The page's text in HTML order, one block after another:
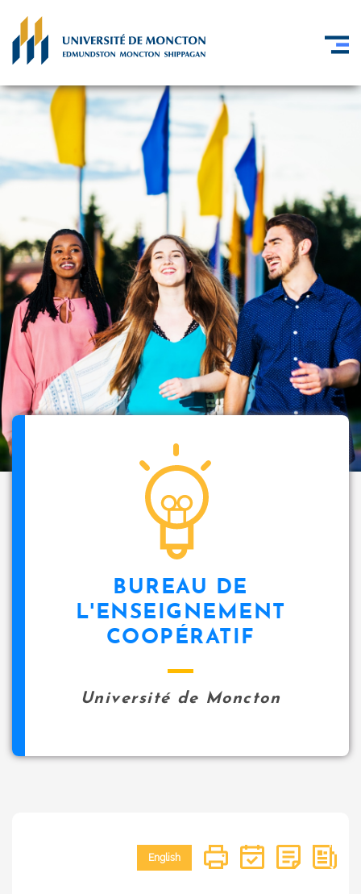
BUREAU DE
L'ENSEIGNEMENT
COOPÉRATIF
Université de Moncton
English